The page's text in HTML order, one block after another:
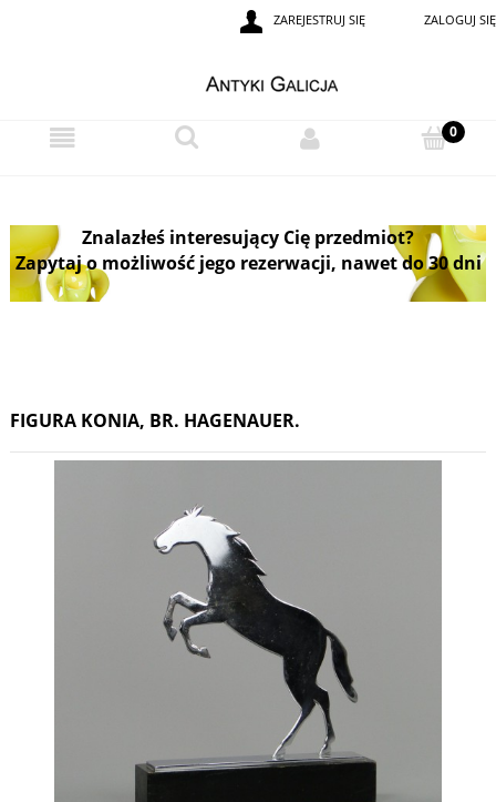
ZAREJESTRUJ SIĘ ZALOGUJ SIĘ
Znalazłeś interesujący Cię przedmiot?
Zapytaj o możliwość jego rezerwacji, nawet do 30 dni
FIGURA KONIA, BR. HAGENAUER.